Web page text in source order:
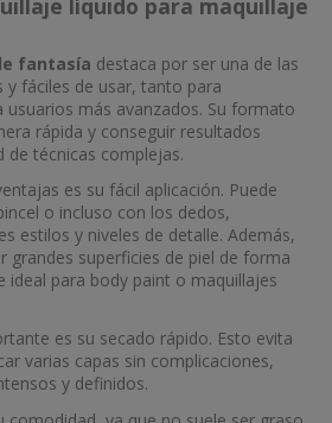
líquido para maquillaje
fantasía destaca por ser una de las
y fáciles de usar, tanto para
usuarios más avanzados. Su formato
rápida y conseguir resultados
de técnicas complejas.
es su fácil aplicación. Puede
o incluso con los dedos,
estilos y niveles de detalle. Además,
grandes superficies de piel de forma
ideal para body paint o maquillajes
es su secado rápido. Esto evita
varias capas sin complicaciones,
y definidos.